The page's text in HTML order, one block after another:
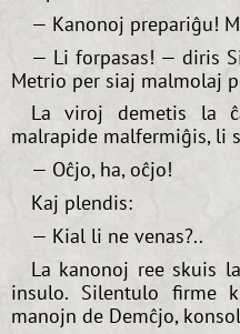
— Kanonoj prepariĝu!
— Li forpasas! — diris
Metrio per siaj malmolaj
La viroj demetis la
malrapide malfermiĝis, li
— Oĉjo, ha, oĉjo!
Kaj plendis:
— Kial li ne venas?..
La kanonoj ree skuis
insulo. Silentulo firme
manojn de Demĉjo,